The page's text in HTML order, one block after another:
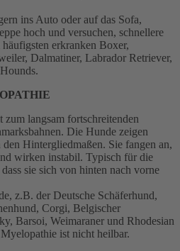
ins Auto oder auf das Sofa,
hoch und versuchen, schnellere
erkranken Boxer,
Dalmatiner, Labrador Retriever,
langsam fortschreitenden
Die Hunde zeigen
Hintergliedmaßen. Sie fangen an,
wirken instabil. Typisch für die
sie sich von hinten nach vorne
z.B. der Deutsche Schäferhund,
Corgi, Belgischer
Barsoi, Weimaraner und Rhodesian
ist nicht heilbar.